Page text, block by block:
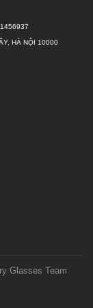
HÀ NỘI 10000
Glasses Team